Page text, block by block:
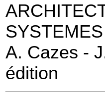
A. Cazes -
édition